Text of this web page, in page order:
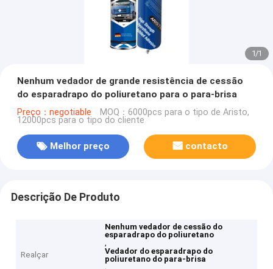
1/1
Nenhum vedador de grande resistência de cessão
do esparadrapo do poliuretano para o para-brisa
Preço：negotiable MOQ：6000pcs para o tipo de Aristo,
12000pcs para o tipo do cliente
Melhor preço contacto
Descrição De Produto
Realçar
Nenhum vedador de cessão do
esparadrapo do poliuretano
,
Vedador do esparadrapo do
poliuretano do para-brisa
,